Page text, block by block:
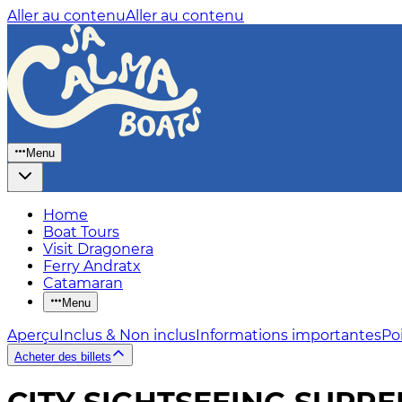
Aller au contenuAller au contenu
Menu
Home
Boat Tours
Visit Dragonera
Ferry Andratx
Catamaran
Menu
AperçuInclus & Non inclusInformations importantes
Acheter des billets